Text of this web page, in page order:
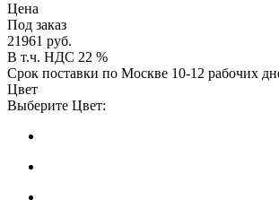
Цена
Под заказ
21961 руб.
В т.ч. НДС 22 %
Срок поставки по Москве 10-12 рабочих
Цвет
Выберите Цвет: